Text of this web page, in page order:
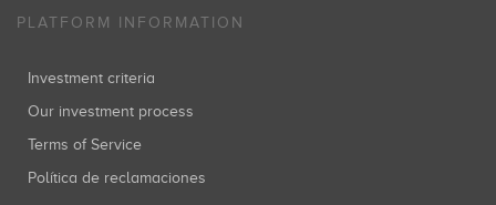
PLATFORM INFORMATION
Investment criteria
Our investment process
Terms of Service
Política de reclamaciones